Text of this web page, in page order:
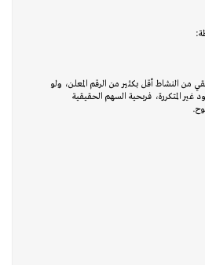
من النشاط أقل بكثير من الرقم المعلن، ولو
غير المتكررة، فربحية السهم الحقيقية